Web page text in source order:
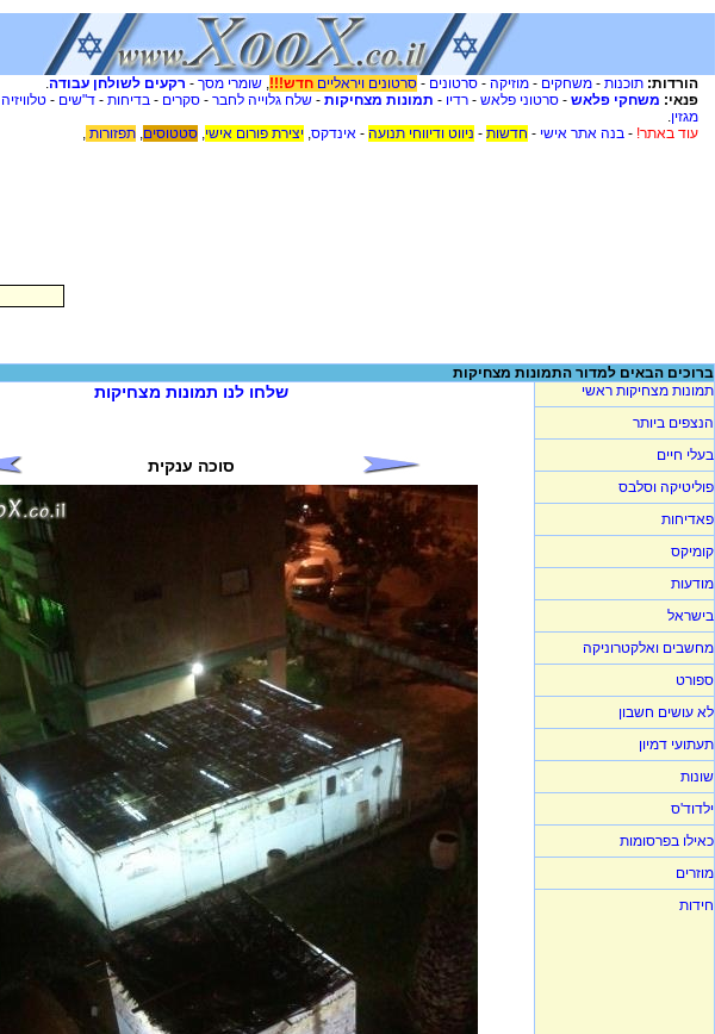
הורדות: תוכנות - משחקים - מוזיקה - סרטונים - סרטונים ויראליים חדש!!!, שומרי מסך - רקעים לשולחן עבודה.
פנאי: משחקי פלאש - סרטוני פלאש - רדיו - תמונות מצחיקות - שלח גלוייה לחבר - סקרים - בדיחות - ד"שים - טלוויזיה
מגזין.
עוד באתר! - בנה אתר אישי - חדשות - ניווט ודיווחי תנועה - אינדקס, יצירת פורום אישי, סטטוסים, תפזורות ,
ברוכים הבאים למדור התמונות מצחיקות
תמונות מצחיקות ראשי
הנצפים ביותר
בעלי חיים
פוליטיקה וסלבס
פאדיחות
קומיקס
מודעות
בישראל
מחשבים ואלקטרוניקה
ספורט
לא עושים חשבון
תעתועי דמיון
שונות
ילדוד'ס
כאילו בפרסומות
מוזרים
חידות
שלחו לנו תמונות מצחיקות
סוכה ענקית